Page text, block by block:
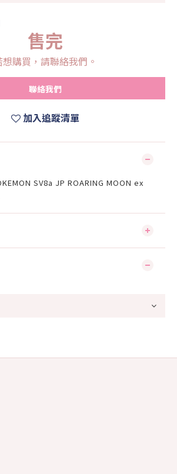
售完
想購買，請聯絡我們。
聯絡我們
加入追蹤清單
SV8a JP ROARING MOON ex